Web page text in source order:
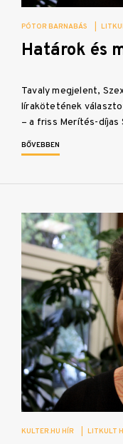
PÓTOR BARNABÁS
Határok és
Tavaly megjelent,
lírakötetének
– a friss Merítés-
BŐVEBBEN
KULTER.HU HÍR LITKULT